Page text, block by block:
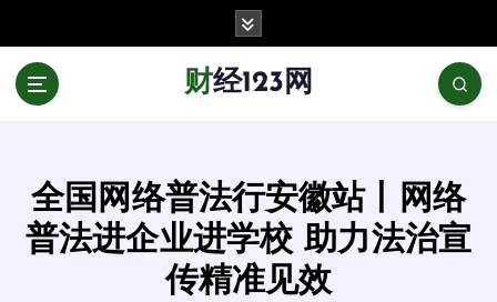
财经123网
全国网络普法行安徽站丨网络
普法进企业进学校 助力法治宣
传精准见效